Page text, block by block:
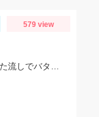
579 view